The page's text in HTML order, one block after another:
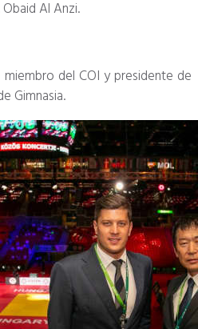
Obaid Al Anzi.
del COI y presidente de
Gimnasia.